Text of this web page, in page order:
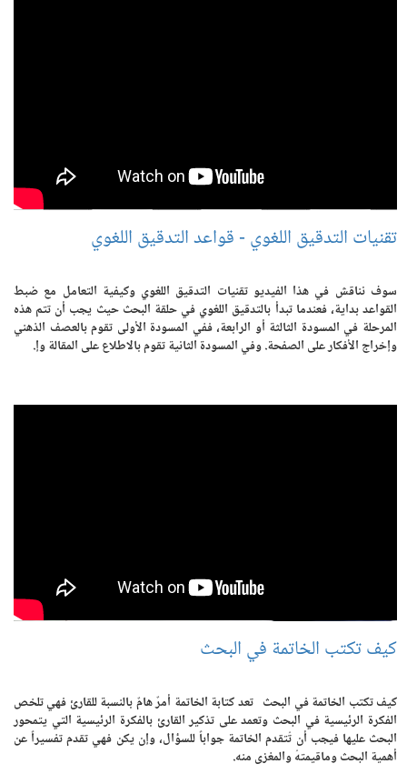
تقنيات التدقيق اللغوي - قواعد التدقيق اللغوي
سوف نناقش في هذا الفيديو تقنيات التدقيق اللغوي وكيفية التعامل مع ضبط
القواعد بداية، فعندما تبدأ بالتدقيق اللغوي في حلقة البحث حيث يجب أن تتم هذه
المرحلة في المسودة الثالثة أو الرابعة، ففي المسودة الأولى تقوم بالعصف الذهني
وإخراج الأفكار على الصفحة. وفي المسودة الثانية تقوم بالاطلاع على المقالة وإ.
كيف تكتب الخاتمة في البحث
كيف تكتب الخاتمة في البحث تعد كتابة الخاتمة أمرٌ هامٌ بالنسبة للقارئ فهي تلخص
الفكرة الرئيسية في البحث وتعمد على تذكير القارئ بالفكرة الرئيسية التي يتمحور
البحث عليها فيجب أن تُتقدم الخاتمة جواباً للسؤال، وإن يكن فهي تقدم تفسيراً عن
أهمية البحث وماقيمتهُ والمغزى منه.